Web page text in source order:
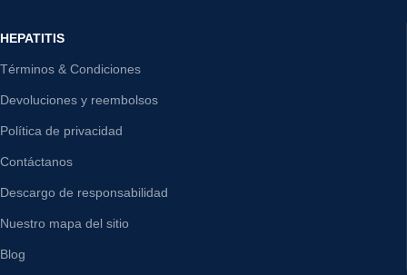
HEPATITIS
Términos & Condiciones
Devoluciones y reembolsos
Política de privacidad
Contáctanos
Descargo de responsabilidad
Nuestro mapa del sitio
Blog